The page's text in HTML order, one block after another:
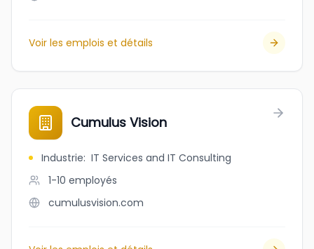
Voir les emplois et détails
Cumulus Vision
Industrie: IT Services and IT Consulting
1-10 employés
cumulusvision.com